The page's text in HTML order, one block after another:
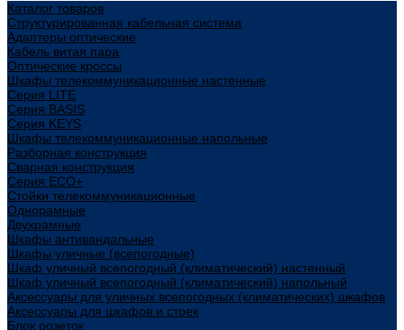
Каталог товаров
Структурированная кабельная система
Адаптеры оптические
Кабель витая пара
Оптические кроссы
Шкафы телекоммуникационные настенные
Cерия LITE
Cерия BASIS
Cерия KEYS
Шкафы телекоммуникационные напольные
Разборная конструкция
Сварная конструкция
Серия ECO+
Стойки телекоммуникационные
Однорамные
Двухрамные
Шкафы антивандальные
Шкафы уличные (всепогодные)
Шкаф уличный всепогодный (климатический) настенный
Шкаф уличный всепогодный (климатический) напольный
Аксессуары для уличных всепогодных (климатических) шкафов
Аксессуары для шкафов и стоек
Блок розеток